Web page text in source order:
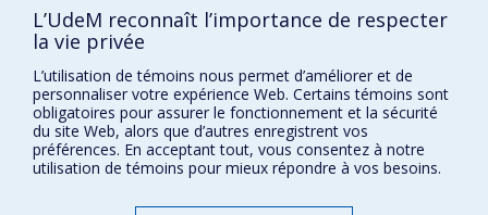
BESOIN D'AIDE?
Plan du site
Signaler une erreur
Accessibilité
FACULTÉ DES ARTS ET DES SCIENCES
Nos centres d'études
L’UdeM reconnaît l’importance de respecter
la vie privée
L’utilisation de témoins nous permet d’améliorer et de
personnaliser votre expérience Web. Certains témoins sont
obligatoires pour assurer le fonctionnement et la sécurité
du site Web, alors que d’autres enregistrent vos
préférences. En acceptant tout, vous consentez à notre
utilisation de témoins pour mieux répondre à vos besoins.